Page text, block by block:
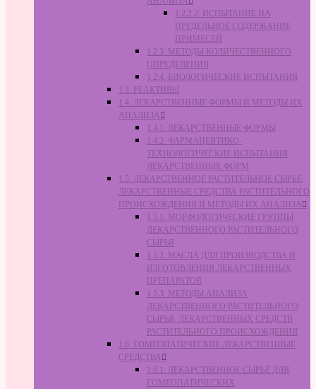
1.2.2.2. ИСПЫТАНИЕ НА
ПРЕДЕЛЬНОЕ СОДЕРЖАНИЕ
ПРИМЕСЕЙ
1.2.3. МЕТОДЫ КОЛИЧЕСТВЕННОГО
ОПРЕДЕЛЕНИЯ
1.2.4. БИОЛОГИЧЕСКИЕ ИСПЫТАНИЯ
1.3. РЕАКТИВЫ
1.4. ЛЕКАРСТВЕННЫЕ ФОРМЫ И МЕТОДЫ ИХ
АНАЛИЗА
1.4.1. ЛЕКАРСТВЕННЫЕ ФОРМЫ
1.4.2. ФАРМАЦЕВТИКО-
ТЕХНОЛОГИЧЕСКИЕ ИСПЫТАНИЯ
ЛЕКАРСТВЕННЫХ ФОРМ
1.5. ЛЕКАРСТВЕННОЕ РАСТИТЕЛЬНОЕ СЫРЬЁ,
ЛЕКАРСТВЕННЫЕ СРЕДСТВА РАСТИТЕЛЬНОГО
ПРОИСХОЖДЕНИЯ И МЕТОДЫ ИХ АНАЛИЗА
1.5.1. МОРФОЛОГИЧЕСКИЕ ГРУППЫ
ЛЕКАРСТВЕННОГО РАСТИТЕЛЬНОГО
СЫРЬЯ
1.5.2. МАСЛА ДЛЯ ПРОИЗВОДСТВА И
ИЗГОТОВЛЕНИЯ ЛЕКАРСТВЕННЫХ
ПРЕПАРАТОВ
1.5.3. МЕТОДЫ АНАЛИЗА
ЛЕКАРСТВЕННОГО РАСТИТЕЛЬНОГО
СЫРЬЯ, ЛЕКАРСТВЕННЫХ СРЕДСТВ
РАСТИТЕЛЬНОГО ПРОИСХОЖДЕНИЯ
1.6. ГОМЕОПАТИЧЕСКИЕ ЛЕКАРСТВЕННЫЕ
СРЕДСТВА
1.6.1. ЛЕКАРСТВЕННОЕ СЫРЬЁ ДЛЯ
ГОМЕОПАТИЧЕСКИХ